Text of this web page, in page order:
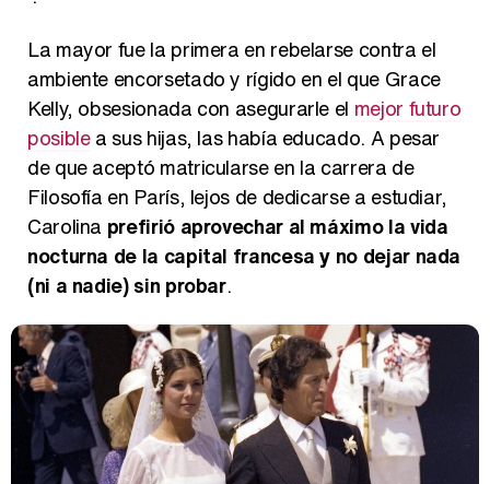
La mayor fue la primera en rebelarse contra el
ambiente encorsetado y rígido en el que Grace
Kelly, obsesionada con asegurarle el mejor futuro
posiblea sus hijas, las había educado. A pesar
de que aceptó matricularse en la carrera de
Filosofía en París, lejos de dedicarse a estudiar,
Carolina prefirió aprovechar al máximo la vida
nocturna de la capital francesa y no dejar nada
(ni a nadie) sin probar.